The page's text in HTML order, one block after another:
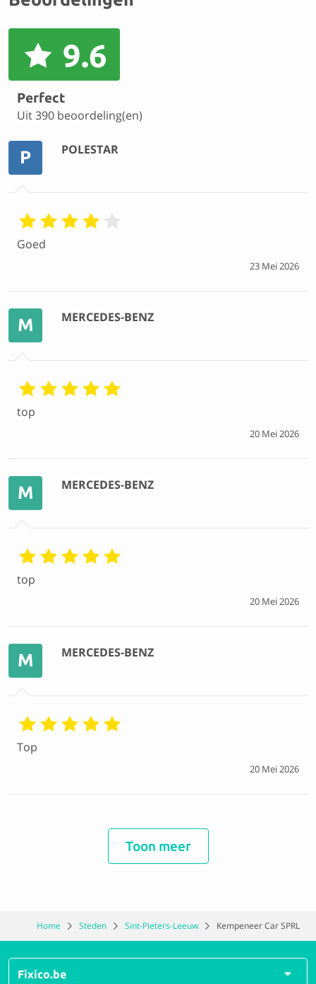
9.6
Perfect
Uit 390 beoordeling(en)
P POLESTAR
Goed
23 Mei 2026
M MERCEDES-BENZ
top
20 Mei 2026
M MERCEDES-BENZ
top
20 Mei 2026
M MERCEDES-BENZ
Top
20 Mei 2026
Toon meer
Home Steden Sint-Pieters-Leeuw Kempeneer Car SPRL
Fixico.be